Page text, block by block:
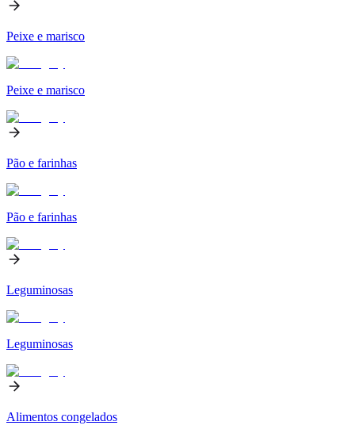
Peixe e marisco
Peixe e marisco
Pão e farinhas
Pão e farinhas
Leguminosas
Leguminosas
Alimentos congelados